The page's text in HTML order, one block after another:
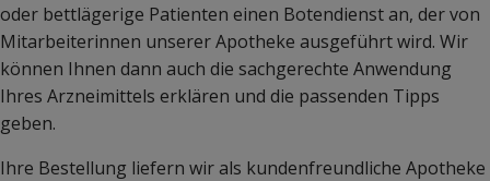
oder bettlägerige Patienten einen Botendienst an, der von
Mitarbeiterinnen unserer Apotheke ausgeführt wird. Wir
können Ihnen dann auch die sachgerechte Anwendung
Ihres Arzneimittels erklären und die passenden Tipps
geben.
Ihre Bestellung liefern wir als kundenfreundliche Apotheke